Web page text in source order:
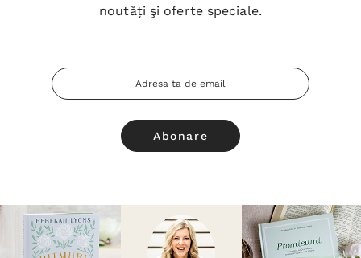
noutăți şi oferte speciale.
Adresa
Email